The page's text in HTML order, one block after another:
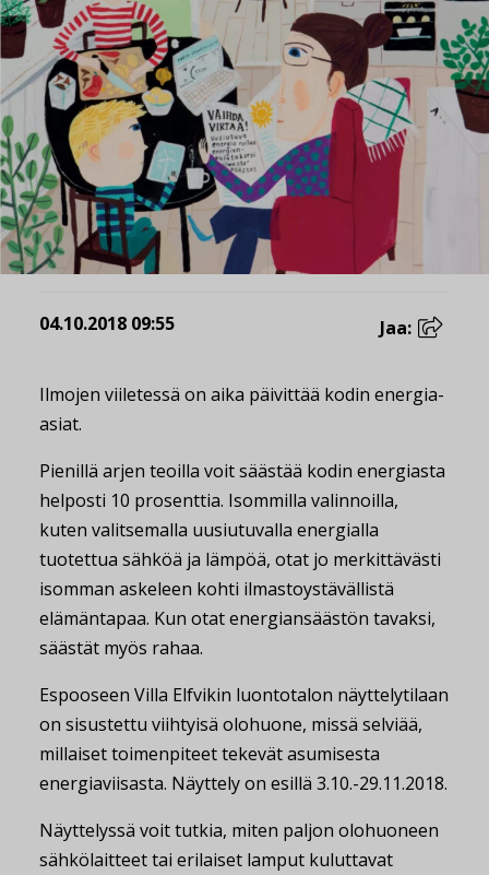
04.10.2018 09:55 Jaa:
Ilmojen viiletessä on aika päivittää kodin energia-
asiat.
Pienillä arjen teoilla voit säästää kodin energiasta
helposti 10 prosenttia. Isommilla valinnoilla,
kuten valitsemalla uusiutuvalla energialla
tuotettua sähköä ja lämpöä, otat jo merkittävästi
isomman askeleen kohti ilmastoystävällistä
elämäntapaa. Kun otat energiansäästön tavaksi,
säästät myös rahaa.
Espooseen Villa Elfvikin luontotalon näyttelytilaan
on sisustettu viihtyisä olohuone, missä selviää,
millaiset toimenpiteet tekevät asumisesta
energiaviisasta. Näyttely on esillä 3.10.-29.11.2018.
Näyttelyssä voit tutkia, miten paljon olohuoneen
sähkölaitteet tai erilaiset lamput kuluttavat